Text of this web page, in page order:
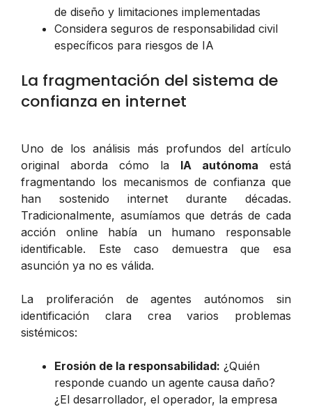
de diseño y limitaciones implementadas
Considera seguros de responsabilidad civil
específicos para riesgos de IA
La fragmentación del sistema de
confianza en internet
Uno de los análisis más profundos del artículo
original aborda cómo la IA autónoma está
fragmentando los mecanismos de confianza que
han sostenido internet durante décadas.
Tradicionalmente, asumíamos que detrás de cada
acción online había un humano responsable
identificable. Este caso demuestra que esa
asunción ya no es válida.
La proliferación de agentes autónomos sin
identificación clara crea varios problemas
sistémicos:
Erosión de la responsabilidad: ¿Quién
responde cuando un agente causa daño?
¿El desarrollador, el operador, la empresa